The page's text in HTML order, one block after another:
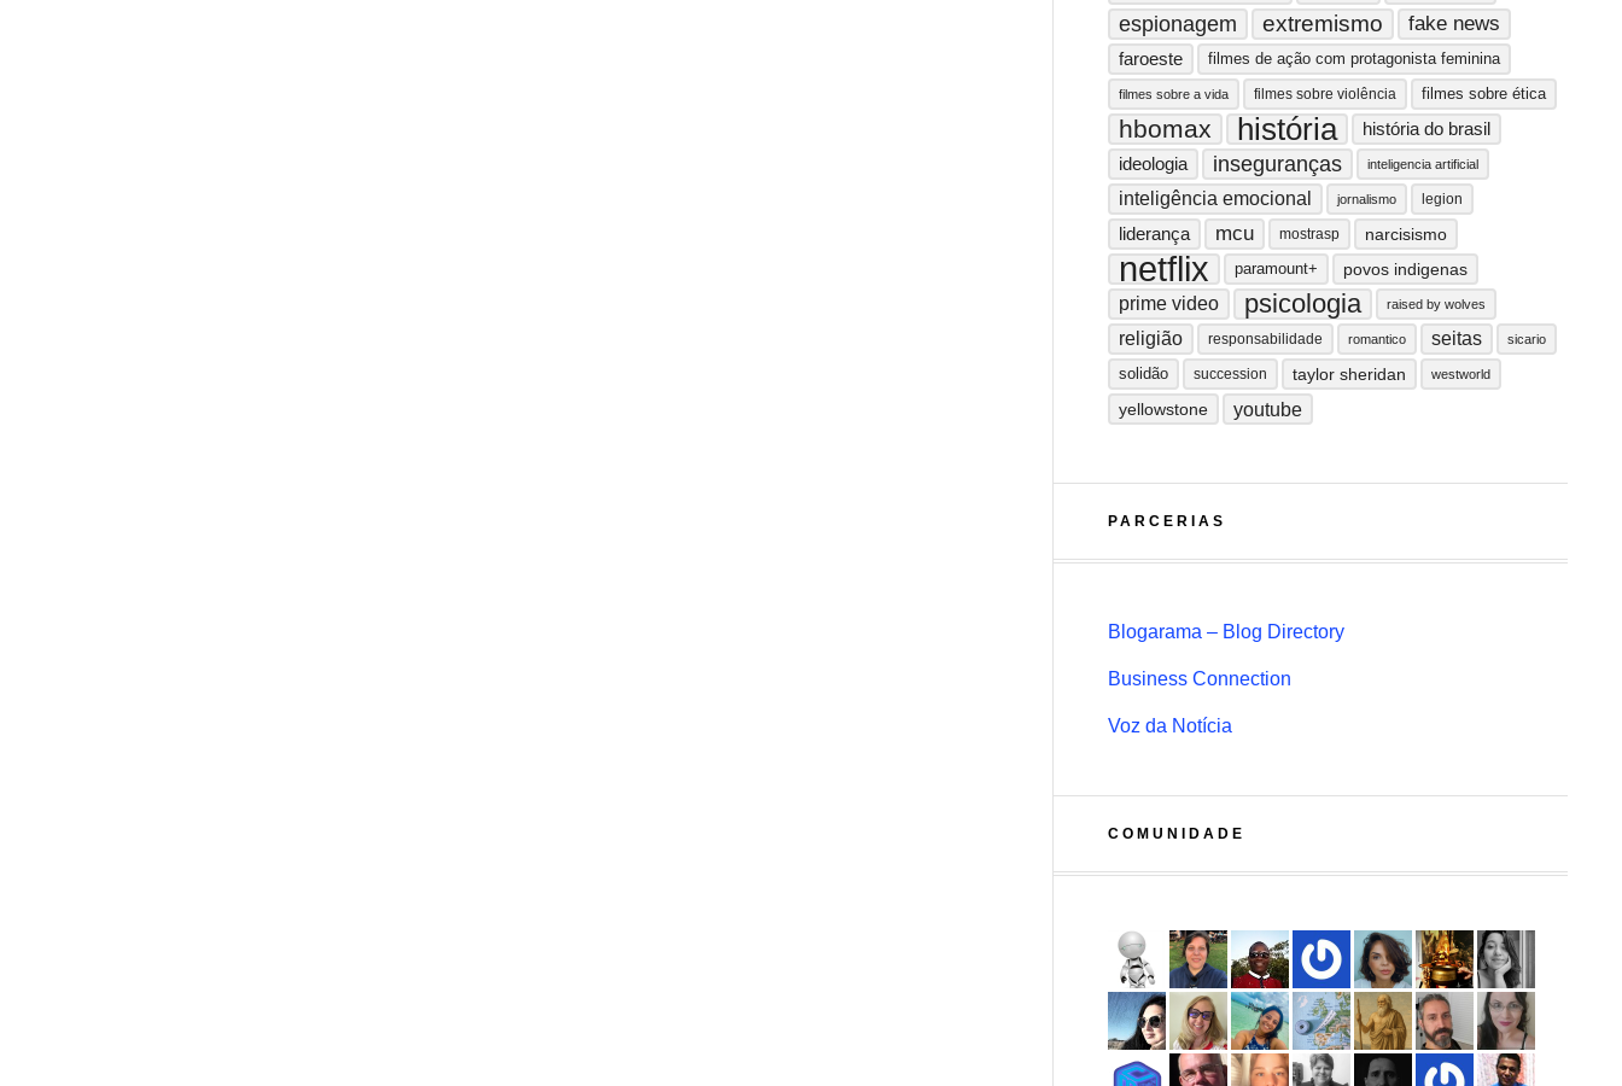
espionagem extremismo fake news
faroeste filmes de ação com protagonista feminina
filmes sobre a vida filmes sobre violência filmes sobre ética
hbomax história história do brasil
ideologia inseguranças inteligencia artificial
inteligência emocional jornalismo legion
liderança mcu mostrasp narcisismo
netflix paramount+ povos indigenas
prime video psicologia raised by wolves
religião responsabilidade romantico seitas sicario
solidão succession taylor sheridan westworld
yellowstone youtube
PARCERIAS
Blogarama – Blog Directory
Business Connection
Voz da Notícia
COMUNIDADE